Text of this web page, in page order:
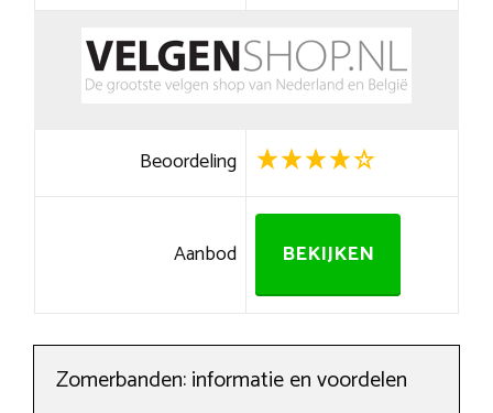
Beoordeling
Aanbod BEKIJKEN
Zomerbanden: informatie en voordelen